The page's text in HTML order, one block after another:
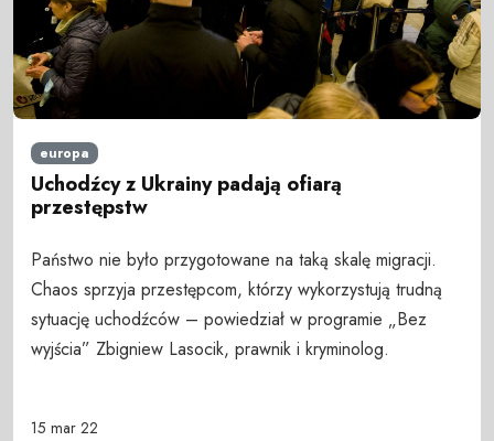
europa
Uchodźcy z Ukrainy padają ofiarą
przestępstw
Państwo nie było przygotowane na taką skalę migracji.
Chaos sprzyja przestępcom, którzy wykorzystują trudną
sytuację uchodźców – powiedział w programie „Bez
wyjścia” Zbigniew Lasocik, prawnik i kryminolog.
15 mar 22